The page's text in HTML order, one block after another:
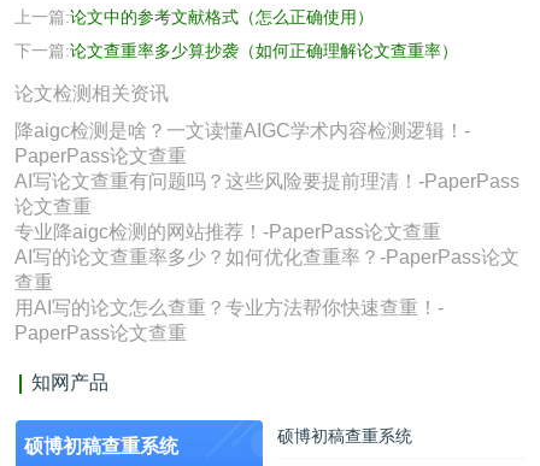
上一篇:论文中的参考文献格式（怎么正确使用）
下一篇:论文查重率多少算抄袭（如何正确理解论文查重率）
论文检测相关资讯
降aigc检测是啥？一文读懂AIGC学术内容检测逻辑！-
PaperPass论文查重
AI写论文查重有问题吗？这些风险要提前理清！-PaperPass
论文查重
专业降aigc检测的网站推荐！-PaperPass论文查重
AI写的论文查重率多少？如何优化查重率？-PaperPass论文
查重
用AI写的论文怎么查重？专业方法帮你快速查重！-
PaperPass论文查重
知网产品
硕博初稿查重系统 硕博初稿查重系统